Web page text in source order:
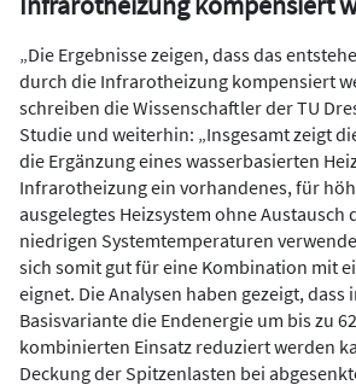
„Die Ergebnisse zeigen, dass das
durch die Infrarotheizung kompensiert
schreiben die Wissenschaftler der TU
Studie und weiterhin: „Insgesamt zeigt
die Ergänzung eines wasserbasierten
Infrarotheizung ein vorhandenes, für
ausgelegtes Heizsystem ohne Austausch
niedrigen Systemtemperaturen
sich somit gut für eine Kombination mit
eignet. Die Analysen haben gezeigt, dass
Basisvariante die Endenergie um bis zu
kombinierten Einsatz reduziert werden
Deckung der Spitzenlasten bei